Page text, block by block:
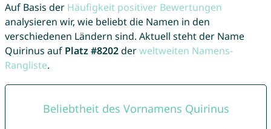
Auf Basis der Häufigkeit positiver Bewertungen
analysieren wir, wie beliebt die Namen in den
verschiedenen Ländern sind. Aktuell steht der Name
Quirinus auf Platz #8202derweltweiten Namens-
Rangliste.